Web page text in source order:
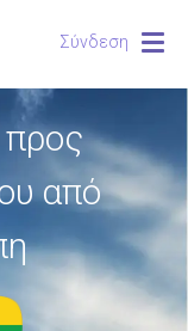
Σύνδεση
από